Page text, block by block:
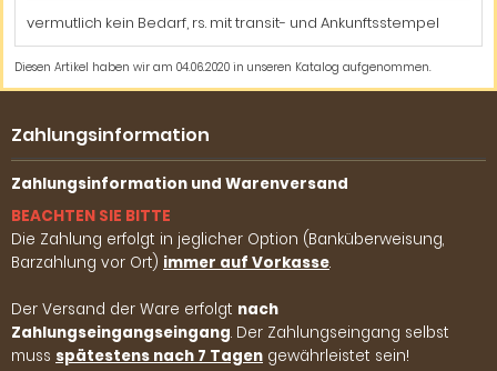
vermutlich kein Bedarf, rs. mit transit- und Ankunftsstempel
Diesen Artikel haben wir am 04.06.2020 in unseren Katalog aufgenommen.
Zahlungsinformation
Zahlungsinformation und Warenversand
BEACHTEN SIE BITTE
Die Zahlung erfolgt in jeglicher Option (Banküberweisung,
Barzahlung vor Ort) immer auf Vorkasse.
Der Versand der Ware erfolgt nach
Zahlungseingangseingang. Der Zahlungseingang selbst
muss spätestens nach 7 Tagen gewährleistet sein!